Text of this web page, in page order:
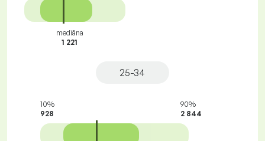
mediāna
1 221
25-34
10%
928
90%
2 844